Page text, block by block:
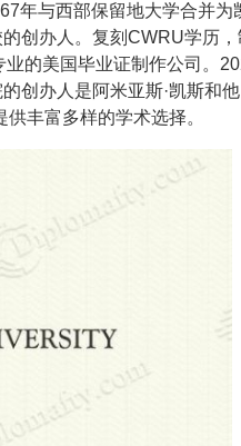
年与西部保留地大学合并为
创办人。复刻CWRU学历
业的美国毕业证制作公司。
创办人是阿米亚斯·凯斯和
丰富多样的学术选择。